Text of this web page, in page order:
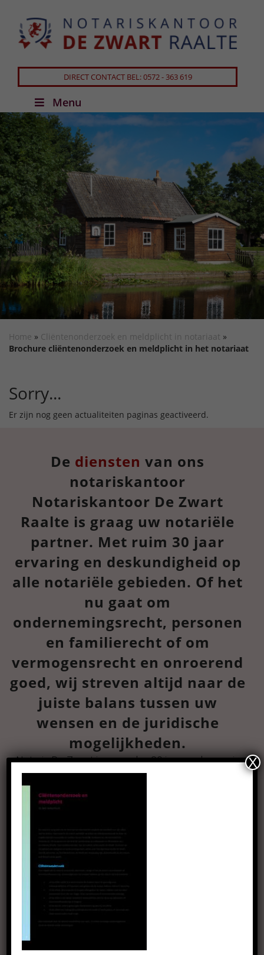
DIRECT CONTACT BEL: 0572 - 363 619
Menu
Home » Cliëntenonderzoek en meldplicht in notariaat »
Brochure cliëntenonderzoek en meldplicht in het notariaat
Sorry...
Er zijn nog geen actualiteiten paginas geactiveerd.
De diensten van ons
notariskantoor
Notariskantoor De Zwart
Raalte is graag uw notariële
partner. Met ruim 30 jaar
ervaring en deskundigheid op
alle notariële gebieden. Of het
nu gaat om
ondernemingsrecht, personen
en familierecht of om
vermogensrecht en onroerend
goed, wij streven altijd naar de
juiste balans tussen uw
wensen en de juridische
mogelijkheden.
Notaris De Zwart is meer dan 30 jaar werkzaam in
het Raalter notariaat
X